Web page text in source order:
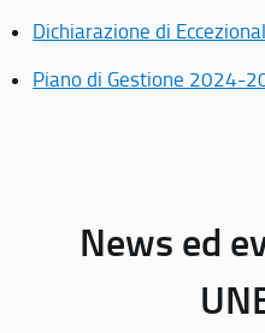
Dichiarazione di
Piano di Gestione 2024-
News ed